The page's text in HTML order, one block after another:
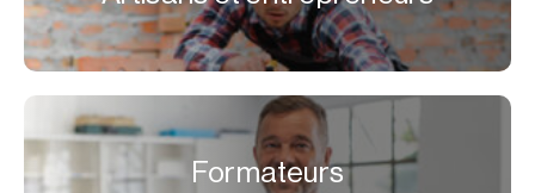
Formateurs